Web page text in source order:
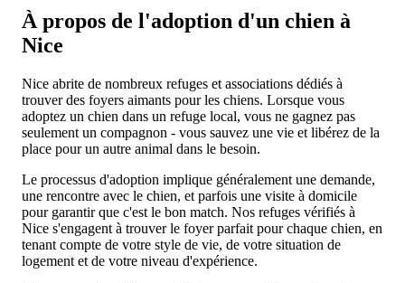
À propos de l'adoption d'un chien à
Nice
Nice abrite de nombreux refuges et associations dédiés à
trouver des foyers aimants pour les chiens. Lorsque vous
adoptez un chien dans un refuge local, vous ne gagnez pas
seulement un compagnon - vous sauvez une vie et libérez de la
place pour un autre animal dans le besoin.
Le processus d'adoption implique généralement une demande,
une rencontre avec le chien, et parfois une visite à domicile
pour garantir que c'est le bon match. Nos refuges vérifiés à
Nice s'engagent à trouver le foyer parfait pour chaque chien, en
tenant compte de votre style de vie, de votre situation de
logement et de votre niveau d'expérience.